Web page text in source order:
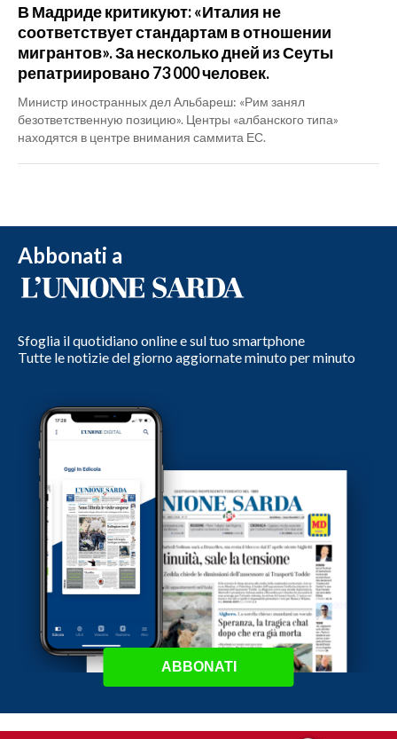
В Мадриде критикуют: «Италия не
соответствует стандартам в отношении
мигрантов». За несколько дней из Сеуты
репатриировано 73 000 человек.
Министр иностранных дел Альбареш: «Рим занял
безответственную позицию». Центры «албанского типа»
находятся в центре внимания саммита ЕС.
Abbonati a
Sfoglia il quotidiano online e sul tuo smartphone
Tutte le notizie del giorno aggiornate minuto per minuto
ABBONATI